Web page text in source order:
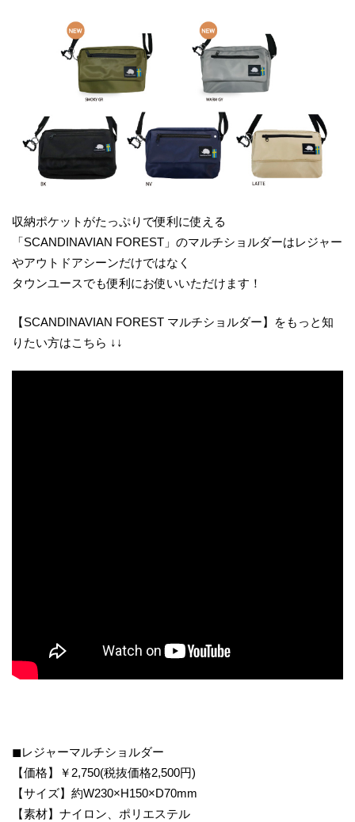
収納ポケットがたっぷりで便利に使える
「SCANDINAVIAN FOREST」のマルチショルダーはレジャー
やアウトドアシーンだけではなく
タウンユースでも便利にお使いいただけます！
【SCANDINAVIAN FOREST マルチショルダー】をもっと知
りたい方はこちら ↓↓
◼︎レジャーマルチショルダー
【価格】￥2,750(税抜価格2,500円)
【サイズ】約W230×H150×D70mm
【素材】ナイロン、ポリエステル